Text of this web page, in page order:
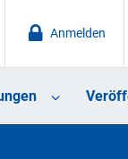
Anmelden